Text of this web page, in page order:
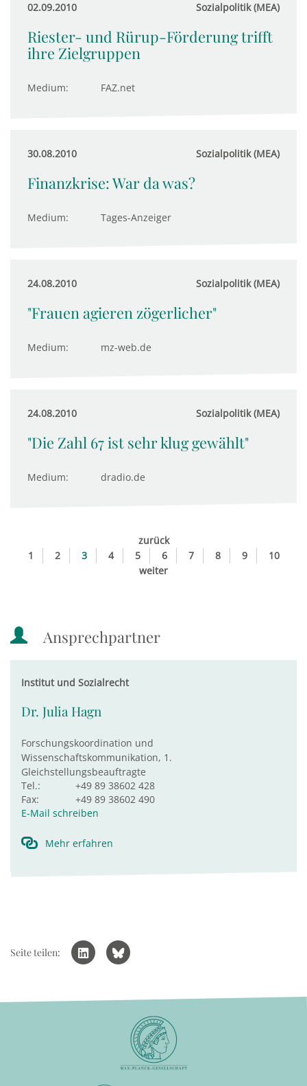
02.09.2010 Sozialpolitik (MEA)
Riester- und Rürup-Förderung trifft
ihre Zielgruppen
Medium: FAZ.net
30.08.2010 Sozialpolitik (MEA)
Finanzkrise: War da was?
Medium: Tages-Anzeiger
24.08.2010 Sozialpolitik (MEA)
"Frauen agieren zögerlicher"
Medium: mz-web.de
24.08.2010 Sozialpolitik (MEA)
"Die Zahl 67 ist sehr klug gewählt"
Medium: dradio.de
zurück
1
2 3 4 5 6 7 8 9
10
weiter
Ansprechpartner
Institut und Sozialrecht
Dr. Julia Hagn
Forschungskoordination und
Wissenschaftskommunikation, 1.
Gleichstellungsbeauftragte
Tel.:
+49 89 38602 428
Fax:
+49 89 38602 490
E-Mail schreiben
Mehr erfahren
Seite teilen: